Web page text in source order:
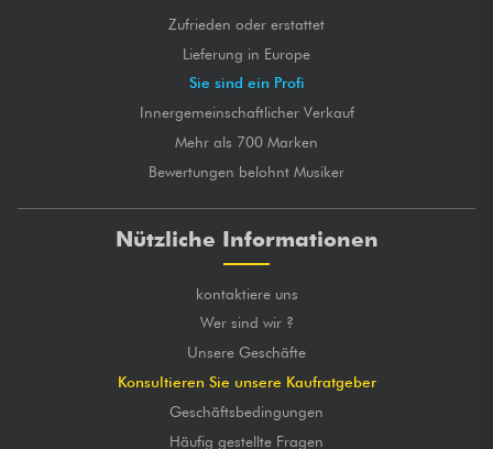
Zufrieden oder erstattet
Lieferung in Europe
Sie sind ein Profi
Innergemeinschaftlicher Verkauf
Mehr als 700 Marken
Bewertungen belohnt Musiker
Nützliche Informationen
kontaktiere uns
Wer sind wir ?
Unsere Geschäfte
Konsultieren Sie unsere Kaufratgeber
Geschäftsbedingungen
Häufig gestellte Fragen